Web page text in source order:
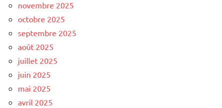
novembre 2025
octobre 2025
septembre 2025
août 2025
juillet 2025
juin 2025
mai 2025
avril 2025